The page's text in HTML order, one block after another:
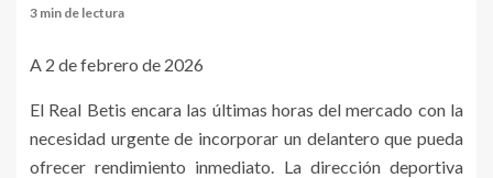
3 min de lectura
A 2 de febrero de 2026
El Real Betis encara las últimas horas del mercado con la
necesidad urgente de incorporar un delantero que pueda
ofrecer rendimiento inmediato. La dirección deportiva